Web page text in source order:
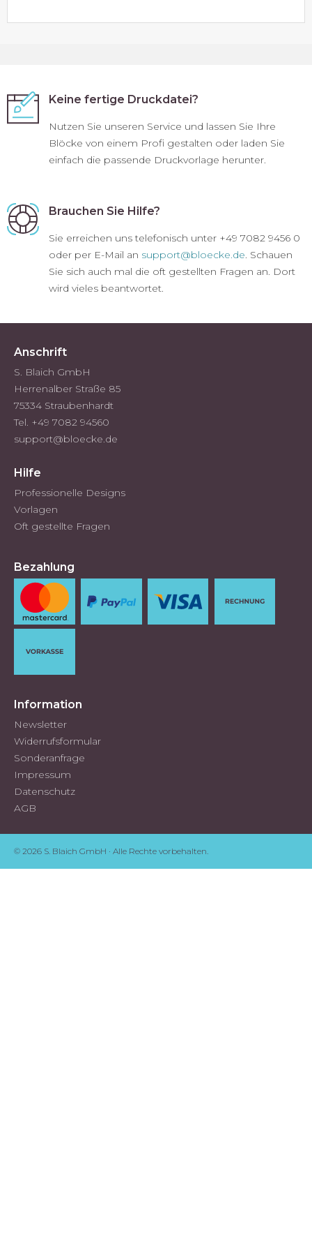
Keine fertige Druckdatei?
Nutzen Sie unseren Service und lassen Sie Ihre
Blöcke von einem Profi gestalten oder laden Sie
einfach die passende Druckvorlage herunter.
Brauchen Sie Hilfe?
Sie erreichen uns telefonisch unter +49 7082 9456 0
oder per E-Mail an support@bloecke.de. Schauen
Sie sich auch mal die oft gestellten Fragen an. Dort
wird vieles beantwortet.
Anschrift
S. Blaich GmbH
Herrenalber Straße 85
75334 Straubenhardt
Tel. +49 7082 94560
support@bloecke.de
Hilfe
Professionelle Designs
Vorlagen
Oft gestellte Fragen
Bezahlung
Information
Newsletter
Widerrufsformular
Sonderanfrage
Impressum
Datenschutz
AGB
© 2026 S. Blaich GmbH · Alle Rechte vorbehalten.